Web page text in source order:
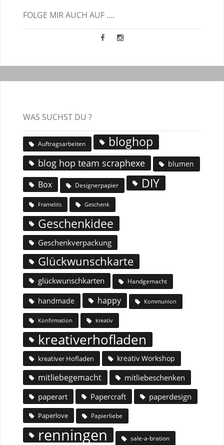
FOLGE MIR AUCH AUF ....
WAS SUCHST DU ?
Auftragsarbeiten bloghop
blog hop team scraphexe blumen
Box Designerpapier DIY
Framelits Geschenk
Geschenkidee
Geschenkverpackung
Glückwunschkarte
glückwunschkarten Handgemacht
handmade happy Kommunion
Konfirmation kreativ
kreativerhofladen
kreativer Hofladen kreativ Workshop
mitliebegemacht
mitliebeschenken
paperart
Papercraft paperdesign
Paperlove Papierliebe
renningen sale-a-bration